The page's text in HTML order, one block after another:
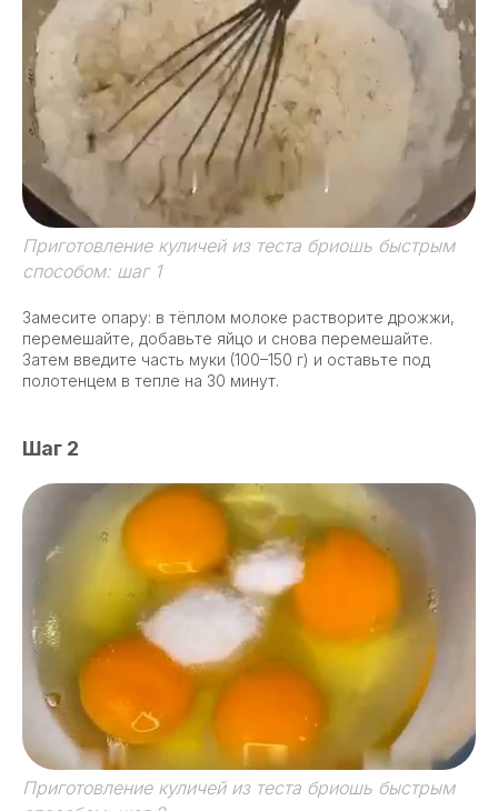
Приготовление куличей из теста бриошь быстрым
способом: шаг 1
Замесите опару: в тёплом молоке растворите дрожжи,
перемешайте, добавьте яйцо и снова перемешайте.
Затем введите часть муки (100–150 г) и оставьте под
полотенцем в тепле на 30 минут.
Шаг 2
Приготовление куличей из теста бриошь быстрым